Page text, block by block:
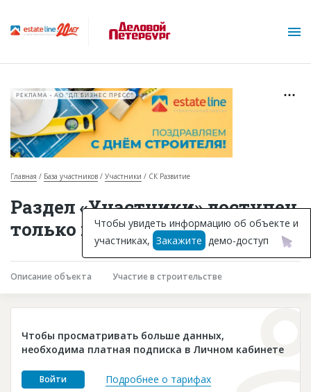
Горячие объекты
База строящихся объектов
Инвестпроекты
Глоссарий
Платные услуги
Пресс-релизы
РЕКЛАМА • АО "ДП БИЗНЕС ПРЕСС"
Главная База участников Участники СК Развитие
Раздел «Участники» доступен
только подписчикам
Описание объекта Участие в строительстве
Чтобы просматривать больше данных,
необходима платная подписка в Личном кабинете
Войти Подробнее о тарифах
Чтобы увидеть информацию об объекте и
участниках, Закажите демо-доступ